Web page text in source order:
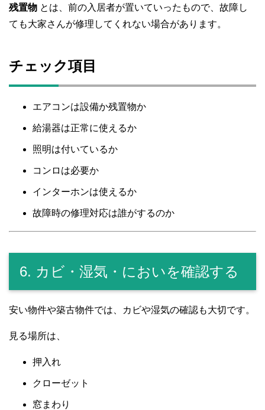
残置物 とは、前の入居者が置いていったもので、故障し
ても大家さんが修理してくれない場合があります。
チェック項目
エアコンは設備か残置物か
給湯器は正常に使えるか
照明は付いているか
コンロは必要か
インターホンは使えるか
故障時の修理対応は誰がするのか
6. カビ・湿気・においを確認する
安い物件や築古物件では、カビや湿気の確認も大切です。
見る場所は、
押入れ
クローゼット
窓まわり